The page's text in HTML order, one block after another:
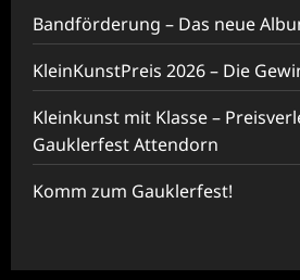
Bandförderung – Das neue
KleinKunstPreis 2026 – Die
Kleinkunst mit Klasse –
Gauklerfest Attendorn
Komm zum Gauklerfest!